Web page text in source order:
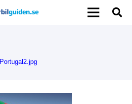
Portugal2.jpg